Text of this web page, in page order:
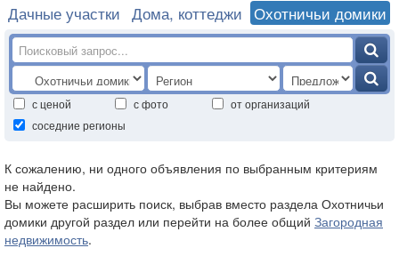
Дачные участки Дома, коттеджи Охотничьи домики
с ценой с фото
от организаций
соседние регионы
К сожалению, ни одного объявления по выбранным критериям
не найдено.
Вы можете расширить поиск, выбрав вместо раздела Охотничьи
домики другой раздел или перейти на более общий Загородная
недвижимость.